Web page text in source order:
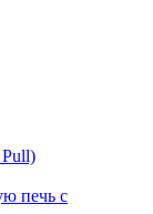
Pull)
печь с